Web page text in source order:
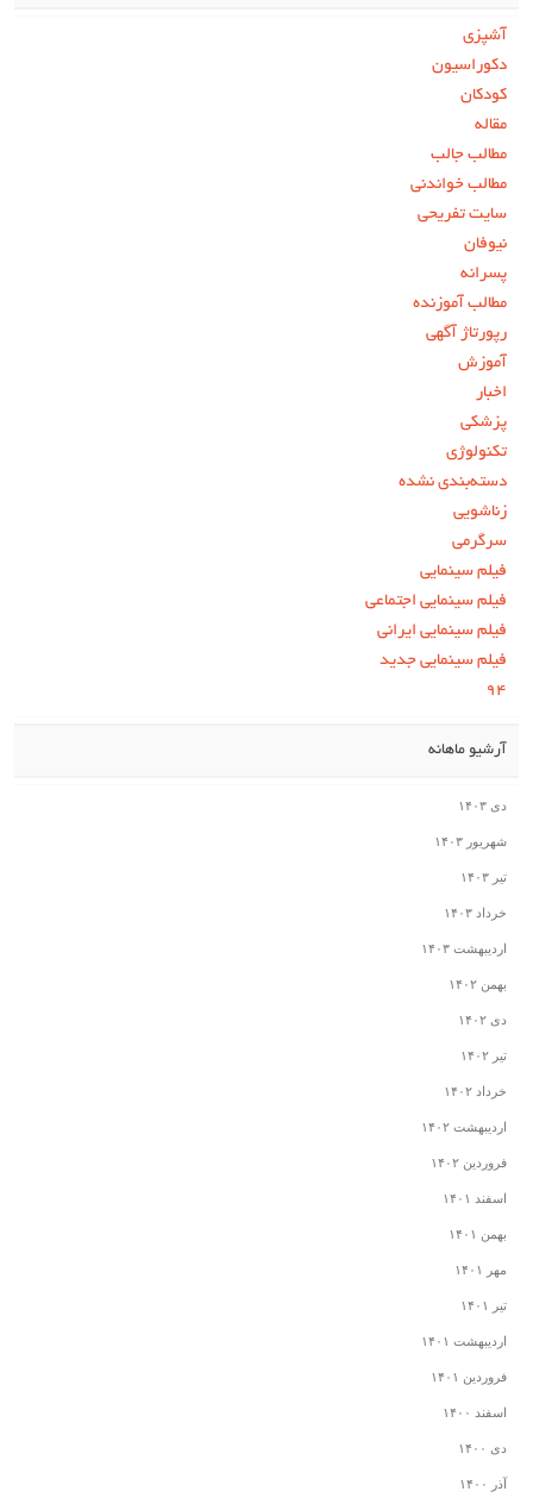
آشپزی
دکوراسیون
کودکان
مقاله
مطالب جالب
مطالب خواندنی
سایت تفریحی
نیوفان
پسرانه
مطالب آموزنده
رپورتاژ آگهی
آموزش
اخبار
پزشکی
تکنولوژی
دسته‌بندی نشده
زناشویی
سرگرمی
فیلم سینمایی
فیلم سینمایی اجتماعی
فیلم سینمایی ایرانی
فیلم سینمایی جدید
۹۴
آرشیو ماهانه
دی ۱۴۰۳
شهریور ۱۴۰۳
تیر ۱۴۰۳
خرداد ۱۴۰۳
اردیبهشت ۱۴۰۳
بهمن ۱۴۰۲
دی ۱۴۰۲
تیر ۱۴۰۲
خرداد ۱۴۰۲
اردیبهشت ۱۴۰۲
فروردین ۱۴۰۲
اسفند ۱۴۰۱
بهمن ۱۴۰۱
مهر ۱۴۰۱
تیر ۱۴۰۱
اردیبهشت ۱۴۰۱
فروردین ۱۴۰۱
اسفند ۱۴۰۰
دی ۱۴۰۰
آذر ۱۴۰۰